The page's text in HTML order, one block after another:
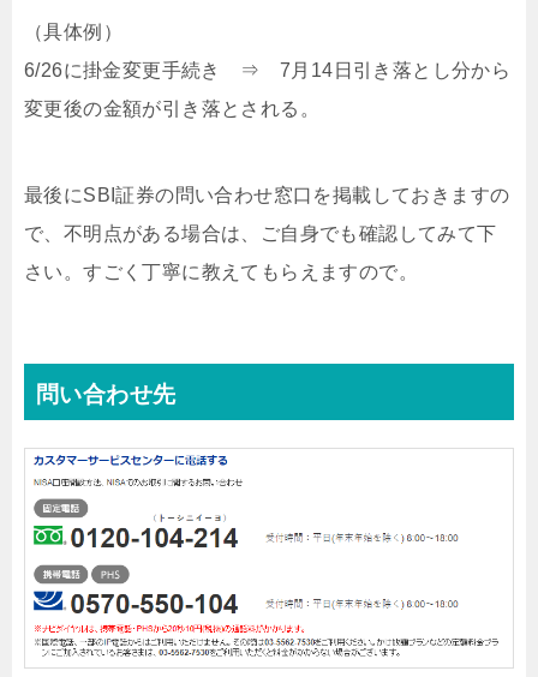
（具体例）
6/26に掛金変更手続き ⇒ 7月14日引き落とし分から
変更後の金額が引き落とされる。
最後にSBI証券の問い合わせ窓口を掲載しておきますの
で、不明点がある場合は、ご自身でも確認してみて下
さい。すごく丁寧に教えてもらえますので。
問い合わせ先